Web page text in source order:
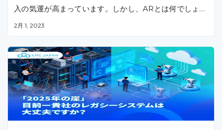
入の気運が高まっています。しかし、ARとは何でしょう
？AR開発を始めるにはどうすればよいでしょうか？この
2月 1, 2023